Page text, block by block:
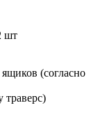
шт
(согласно
траверс)